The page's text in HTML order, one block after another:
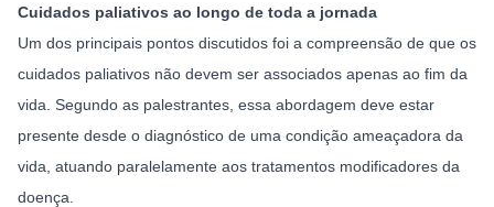
Cuidados paliativos ao longo de toda a jornada
Um dos principais pontos discutidos foi a compreensão de que os
cuidados paliativos não devem ser associados apenas ao fim da
vida. Segundo as palestrantes, essa abordagem deve estar
presente desde o diagnóstico de uma condição ameaçadora da
vida, atuando paralelamente aos tratamentos modificadores da
doença.